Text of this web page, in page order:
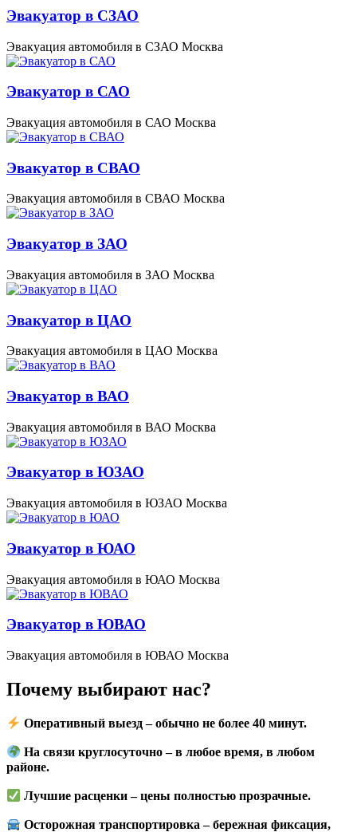
Эвакуатор в СЗАО
Эвакуация автомобиля в СЗАО Москва
Эвакуатор в САО
Эвакуация автомобиля в САО Москва
Эвакуатор в СВАО
Эвакуация автомобиля в СВАО Москва
Эвакуатор в ЗАО
Эвакуация автомобиля в ЗАО Москва
Эвакуатор в ЦАО
Эвакуация автомобиля в ЦАО Москва
Эвакуатор в ВАО
Эвакуация автомобиля в ВАО Москва
Эвакуатор в ЮЗАО
Эвакуация автомобиля в ЮЗАО Москва
Эвакуатор в ЮАО
Эвакуация автомобиля в ЮАО Москва
Эвакуатор в ЮВАО
Эвакуация автомобиля в ЮВАО Москва
Почему выбирают нас?
Оперативный выезд–обычно не более 40 минут.
На связи круглосуточно–в любое время, в любом
районе.
Лучшие расценки–цены полностью прозрачные.
Осторожная транспортировка–бережная фиксация,